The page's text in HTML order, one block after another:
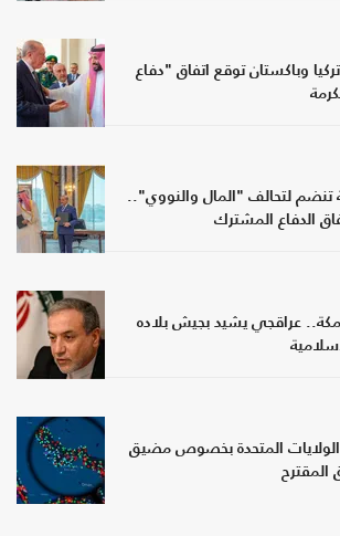
وباكستان توقع اتفاق "دفاع
تنضم لتحالف "المال والنووي"..
الدفاع المشترك
مكة.. عراقجي يشيد بجيش بلاده
المتحدة بخصوص مضيق
المقترح